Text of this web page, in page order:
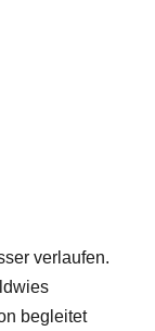
verlaufen.
begleitet